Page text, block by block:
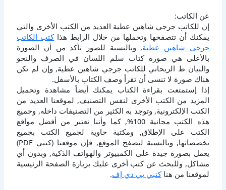
عن الكاتب:
إن للكاتب جرجي شاهين عطية العديد من الكتب الأخرى والتي
يمكنك أن تتصفحها وتحملها من خلال الرابط هذاكتب الكاتب
جرجي شاهين عطية, وبالنسبة للصور تأكد من أن الصورة
بالأعلى هي صورة كتاب سلم اللسان في الصرف والنحو
والبيان ط الريحاني للكاتب جرجي شاهين عطية, وإن لم تكن
هناك صورة لا تنسى أن تقرأ وصف الكتاب بالأسفل.
إذا إستمتعت بقراءة الكتاب يمكنك أيضاً مشاهدة وتحميل
المزيد من الكتب الأخرى لنفس التصنيف, لموقعنا العديد من
الكتب الإلكترونية, وتوجد به الكثير من التصنيفات داخله, وجميع
هذه الكتب مجانية 100%, كما وأننا نعتبر من أفضل مواقع
الكتب على الإطلاق, ومكتبة حاوية لجميع الكتب بجميع
تخصصاتها, وبالنسبة لتصفح الموقع, فإن موقعنا (كتبي PDF)
يعمل بصورة جيدة على الكمبيوتر والهواتف الذكية, وبدون أي
مشاكل, وللبحث عن كتب أخرى عليك بزيارة الصفحة الرئيسية
لموقعنا من هناكتبي بي دي إف.